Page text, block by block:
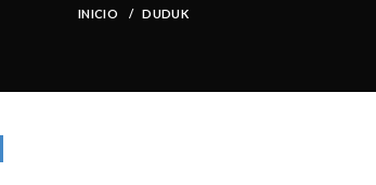
INICIO DUDUK